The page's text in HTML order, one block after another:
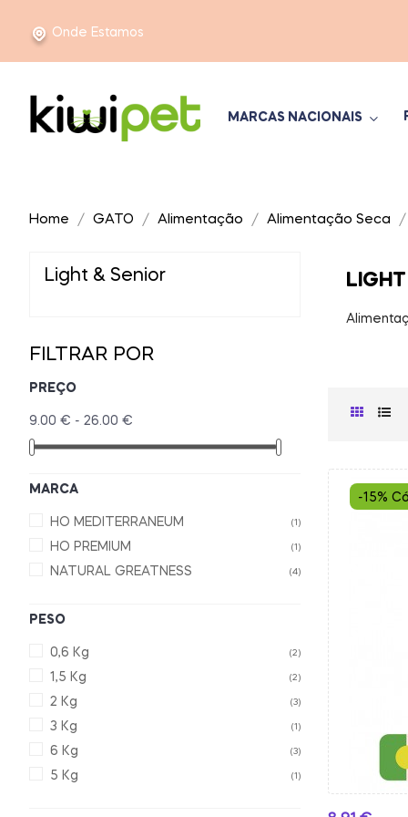
Onde Estamos
MARCAS NACIONAIS
Home GATO Alimentação Alimentação Seca
Light & Senior
FILTRAR POR
PREÇO
9.00 € - 26.00 €
MARCA
HO MEDITERRANEUM (1)
HO PREMIUM (1)
NATURAL GREATNESS (4)
PESO
0,6 Kg (2)
1,5 Kg (2)
2 Kg (3)
3 Kg (1)
6 Kg (3)
5 Kg (1)
-15%